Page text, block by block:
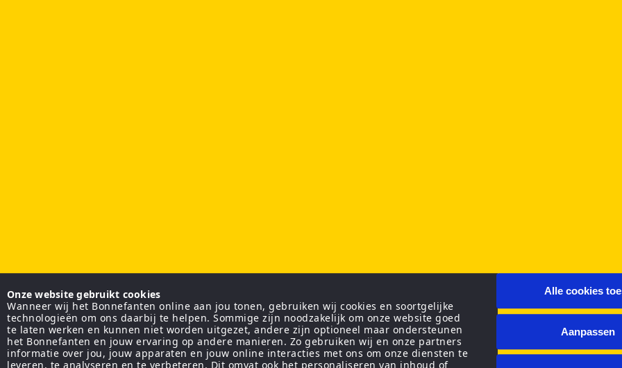
Onze website gebruikt cookies
Wanneer wij het Bonnefanten online aan jou tonen, gebruiken wij cookies en soortgelijke
technologieën om ons daarbij te helpen. Sommige zijn noodzakelijk om onze website goed
te laten werken en kunnen niet worden uitgezet, andere zijn optioneel maar ondersteunen
het Bonnefanten en jouw ervaring op andere manieren. Zo gebruiken wij en onze partners
informatie over jou, jouw apparaten en jouw online interacties met ons om onze diensten te
leveren, te analyseren en te verbeteren. Dit omvat ook het personaliseren van inhoud of
Alle cookies
Aanpassen